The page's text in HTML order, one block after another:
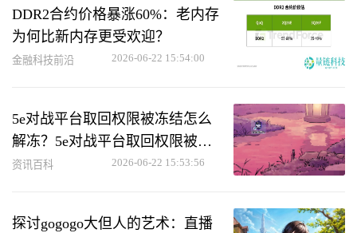
DDR2合约价格暴涨60%：老内存
为何比新内存更受欢迎？
金融科技前沿 2026-06-22 15:54:00
5e对战平台取回权限被冻结怎么
解冻？5e对战平台取回权限被冻
结解冻方法
资讯百科 2026-06-22 15:53:56
探讨gogogo大但人的艺术：直播